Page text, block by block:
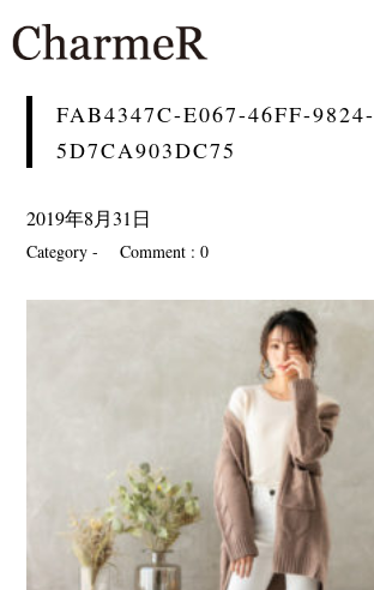
FAB4347C-E067-46FF-9824-
5D7CA903DC75
2019年8月31日
Category - Comment : 0